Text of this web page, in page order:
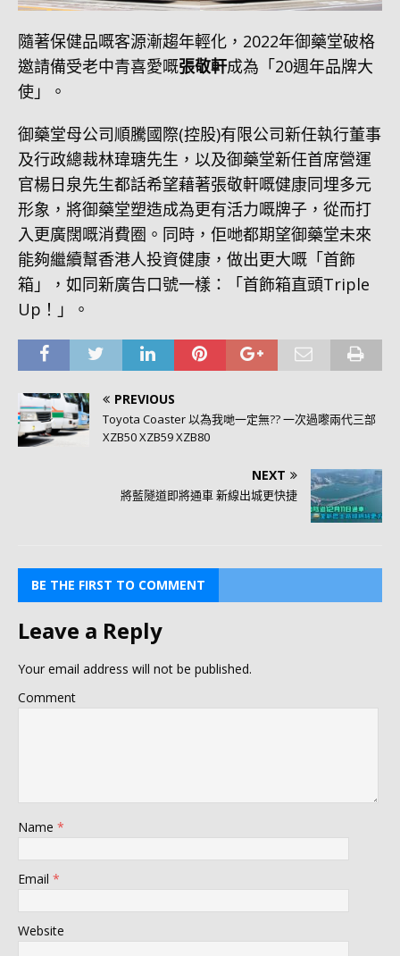
隨著保健品嘅客源漸趨年輕化，2022年御藥堂破格
邀請備受老中青喜愛嘅張敬軒成為「20週年品牌大
使」。
御藥堂母公司順騰國際(控股)有限公司新任執行董事
及行政總裁林瑋瑭先生，以及御藥堂新任首席營運
官楊日泉先生都話希望藉著張敬軒嘅健康同埋多元
形象，將御藥堂塑造成為更有活力嘅牌子，從而打
入更廣闊嘅消費圈。同時，佢哋都期望御藥堂未來
能夠繼續幫香港人投資健康，做出更大嘅「首飾
箱」，如同新廣告口號一樣：「首飾箱直頭Triple
Up！」。
PREVIOUS
Toyota Coaster 以為我哋一定無?? 一次過嚟兩代三部
XZB50 XZB59 XZB80
NEXT
將藍隧道即將通車 新線出城更快捷
BE THE FIRST TO COMMENT
Leave a Reply
Your email address will not be published.
Comment
Name *
Email *
Website